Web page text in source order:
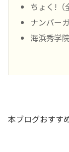
ちょく!（
ナンバー
海浜秀学
本ブログおすす